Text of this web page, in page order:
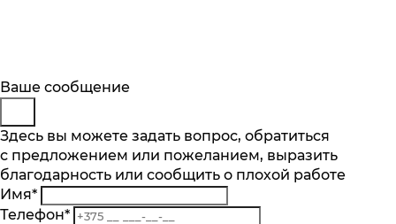
Описание
Отзывы
Основные характеристики
Макс. количество бутылок об. 0,75 л.
83
Количество температурных зон шт.
Будьте в курсе
Подпишитесь на последние обновления
и узнавайте о новинках и специальных
предложениях первыми
Подписаться
Заказ обратного звонка
Представьтесь
Телефон*
Комментарий
Ваше сообщение
Здесь вы можете задать вопрос, обратиться
с предложением или пожеланием, выразить
благодарность или сообщить о плохой работе
Имя*
Телефон*